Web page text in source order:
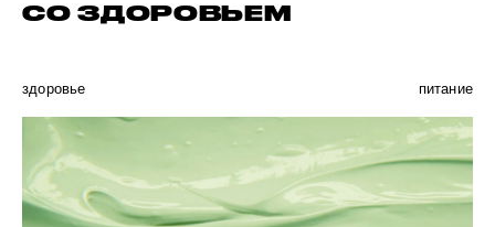
СО ЗДОРОВЬЕМ
здоровье питание